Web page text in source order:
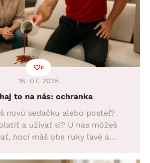
0
16. 07. 2025
to na nás: ochranka
novú sedačku alebo posteľ?
a užívať si? U nás môžeš
hoci máš obe ruky ľavé a
vyriešia všetko za teba.